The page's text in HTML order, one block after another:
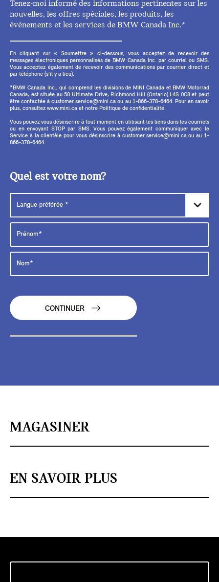
Tenez-moi informé des informations pertinentes sur les
nouvelles, les offres spéciales, les produits, les
événements et les services de BMW Canada Inc.*
En cliquant sur « Soumettre » ci-dessous, vous acceptez de recevoir des
messages électroniques personnalisés de BMW Canada Inc. par courriel ou SMS.
Vous acceptez également de recevoir des communications par courrier direct et
par téléphone (s'il y a lieu).
*BMW Canada Inc., qui comprend les divisions de MINI Canada et BMW Motorrad
Canada, est située au 50 Ultimate Drive, Richmond Hill (Ontario) L4S 0C8 et peut
être contactée à customer.service@mini.ca ou au 1-866-378-6464. Pour en savoir
plus, consultez www.mini.ca et notre Politique de confidentialité.
Vous pouvez vous désinscrire à tout moment en utilisant les liens dans les courriels
ou en envoyant STOP par SMS. Vous pouvez également communiquer avec le
Service à la clientèle pour vous désinscrire à customer.service@mini.ca ou au 1-
866-378-6464.
Quel est votre nom?
CONTINUER
MAGASINER
EN SAVOIR PLUS